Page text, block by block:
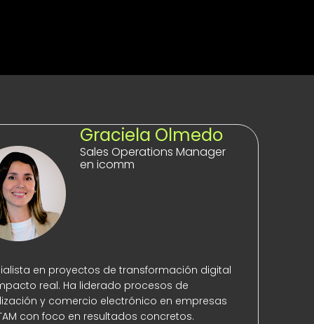
Graciela Olmedo
Sales Operations Manager
en icomm
en proyectos de transformación digital
real. Ha liderado procesos de
y comercio electrónico en empresas
con foco en resultados concretos.